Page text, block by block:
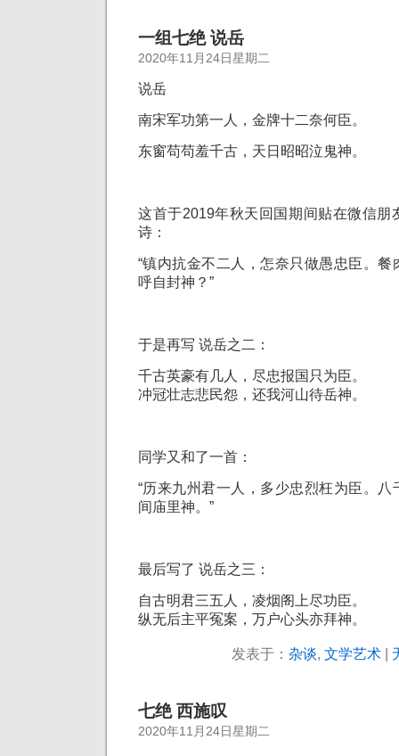
一组七绝 说岳
2020年11月24日星期二
说岳
南宋军功第一人，金牌十二奈何臣。
东窗苟苟羞千古， 天日昭昭泣鬼神。
这首于2019年秋天回国期间贴在微信朋
诗：
“镇内抗金不二人，怎奈只做愚忠臣。餐
呼自封神？”
于是再写 说岳之二：
千古英豪有几人， 尽忠报国只为臣。
冲冠壮志悲民怨， 还我河山待岳神。
同学又和了一首：
“历来九州君一人，多少忠烈枉为臣。八
间庙里神。”
最后写了 说岳之三：
自古明君三五人， 凌烟阁上尽功臣。
纵无后主平冤案， 万户心头亦拜神。
发表于： 杂谈, 文学艺术|
七绝 西施叹
2020年11月24日星期二